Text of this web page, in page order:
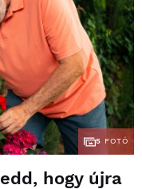
5 FOTÓ
hogy újra